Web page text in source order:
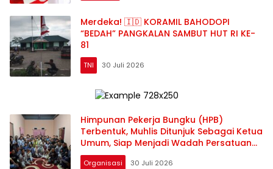
Merdeka! 🇮🇩 KORAMIL BAHODOPI
“BEDAH” PANGKALAN SAMBUT HUT RI KE-
81
TNI 30 Juli 2026
Himpunan Pekerja Bungku (HPB)
Terbentuk, Muhlis Ditunjuk Sebagai Ketua
Umum, Siap Menjadi Wadah Persatuan
dan Perjuangan Pekerja
Organisasi 30 Juli 2026